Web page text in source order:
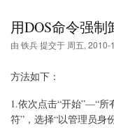
用DOS命令强
由 铁兵提交于 周五, 2010-
方法如下：
1.依次点击“开始”—“
符”，选择“以管理员身